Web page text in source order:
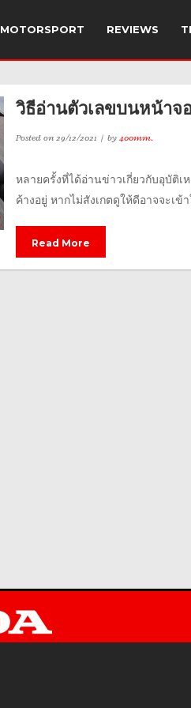
MOTORSPORT REVIEWS
วิธีอ่านตัวเลขบนหน้าจ
Posted on29/12/2021 by400mm.
หลายครั้งที่ได้อ่านข่าวเกี่ยวกับอุบัติ
ค้างอยู่ หากไม่สังเกตดูให้ดีอาจจะเข้
Read More